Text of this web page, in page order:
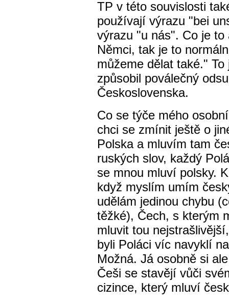
TP v této souvislosti
používají výrazu "bei
výrazu "u nás". Co je
Němci, tak je to
můžeme dělat také."
způsobil poválečný
Československa.
Co se týče mého
chci se zmínit ještě o
Polska a mluvím tam
ruských slov, každý
se mnou mluví polsky.
když myslím umím
udělám jedinou chybu
těžké), Čech, s kterým
mluvit tou
byli Poláci víc navyklí
Možná. Já osobně si
Češi se stavějí vůči
cizince, který mluví